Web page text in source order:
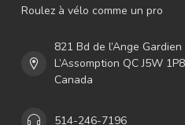
Roulez à vélo comme un pro
821 Bd de l’Ange
L’Assomption QC J5W 1P8
Canada
514-246-7196